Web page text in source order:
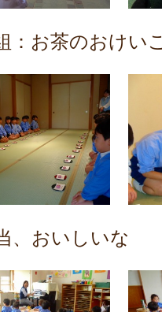
：お茶のおけいこ
、おいしいな